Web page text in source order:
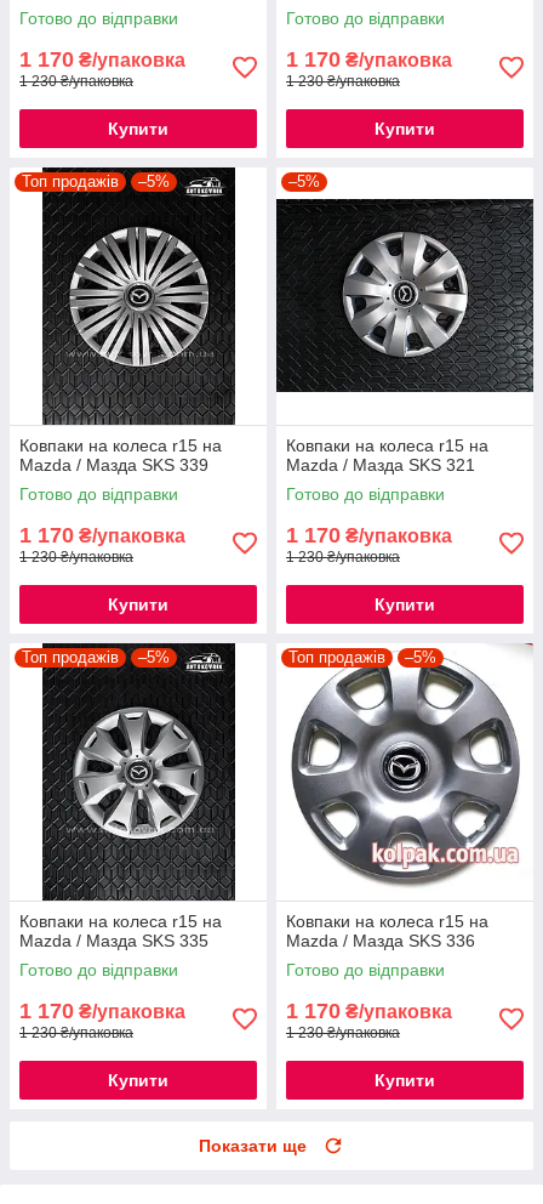
Готово до відправки
1 170 ₴/упаковка
1 230 ₴/упаковка
Купити
Готово до відправки
1 170 ₴/упаковка
1 230 ₴/упаковка
Купити
Топ продажів –5%
Ковпаки на колеса r15 на
Mazda / Мазда SKS 339
Готово до відправки
1 170 ₴/упаковка
1 230 ₴/упаковка
Купити
–5%
Ковпаки на колеса r15 на
Mazda / Мазда SKS 321
Готово до відправки
1 170 ₴/упаковка
1 230 ₴/упаковка
Купити
Топ продажів –5%
Ковпаки на колеса r15 на
Mazda / Мазда SKS 335
Готово до відправки
1 170 ₴/упаковка
1 230 ₴/упаковка
Купити
Топ продажів –5%
Ковпаки на колеса r15 на
Mazda / Мазда SKS 336
Готово до відправки
1 170 ₴/упаковка
1 230 ₴/упаковка
Купити
Показати ще